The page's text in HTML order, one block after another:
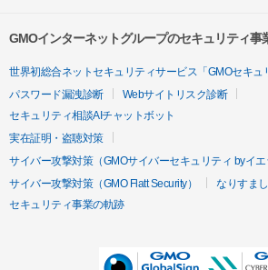
GMOインターネットグループのセキュリティ事
世界初総合ネットセキュリティサービス「GMOセキュ
パスワード漏洩診断
Webサイトリスク診断
セキュリティ相談AIチャットボット
実在証明・盗聴対策
サイバー攻撃対策（GMOサイバーセキュリティ byイエ
サイバー攻撃対策（GMO Flatt Security）
なりすま
セキュリティ事業の軌跡